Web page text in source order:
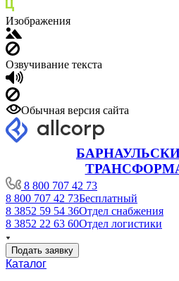
Изображения
Озвучивание текста
Обычная версия сайта
8 800 707 42 73
8 800 707 42 73Бесплатный
8 3852 59 54 36Отдел снабжения
8 3852 22 63 60Отдел логистики
Подать заявку
Каталог